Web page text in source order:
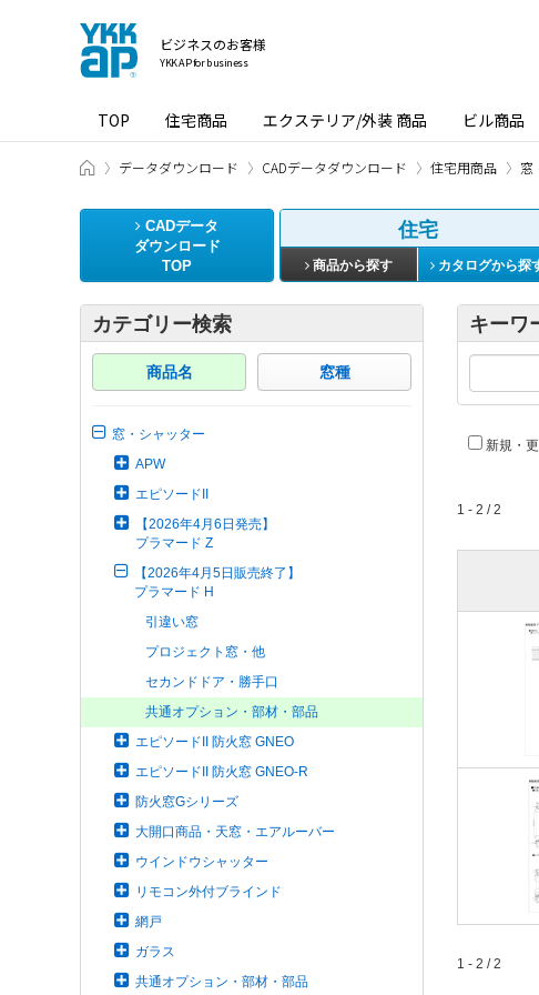
ビジネスのお客様
YKK AP for business
TOP 住宅商品 エクステリア/外装 商品 ビル商品
ビジネスのお客様 HOME
データダウンロード CADデータダウンロード 住宅用商品 窓
CADデータ
ダウンロード
TOP
住宅
商品から探す カタログから探
カテゴリー検索
商品名 窓種
窓・シャッター
APW
エピソードII
【2026年4月6日発売】
プラマード Z
【2026年4月5日販売終了】
プラマード H
引違い窓
プロジェクト窓・他
セカンドドア・勝手口
共通オプション・部材・部品
エピソードII 防火窓 GNEO
エピソードII 防火窓 GNEO-R
防火窓Gシリーズ
大開口商品・天窓・エアルーバー
ウインドウシャッター
リモコン外付ブラインド
網戸
ガラス
共通オプション・部材・部品
キーワ
新規・
1 - 2 / 2
1 - 2 / 2